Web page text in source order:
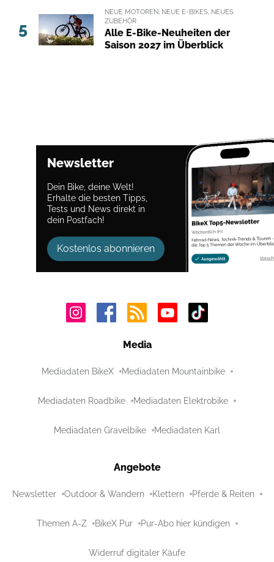
5
NEUE MOTOREN, NEUE E-BIKES, NEUES
ZUBEHÖR
Alle E-Bike-Neuheiten der
Saison 2027 im Überblick
Newsletter
Dein Bike, deine Welt!
Erhalte die besten Tipps,
Tests und News direkt in
dein Postfach!
Kostenlos abonnieren
Media
Mediadaten BikeX Mediadaten Mountainbike
Mediadaten Roadbike Mediadaten Elektrobike
Mediadaten Gravelbike Mediadaten Karl
Angebote
Newsletter Outdoor & Wandern Klettern Pferde & Reiten
Themen A-Z BikeX Pur Pur-Abo hier kündigen
Widerruf digitaler Käufe